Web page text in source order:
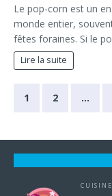
Le pop-corn est un
monde entier,
fêtes foraines. Si le
Lire la suite
1 2 …